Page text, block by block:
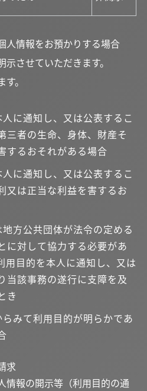
人情報をお預かりする場合
させていただきます。
。
人に通知し、又は公表するこ
三者の生命、身体、財産そ
するおそれがある場合
人に通知し、又は公表するこ
又は正当な利益を害するお
地方公共団体が法令の定める
に対して協力する必要があ
用目的を本人に通知し、又は
当該事務の遂行に支障を及
き
らみて利用目的が明らかであ
求
情報の開示等（利用目的の通